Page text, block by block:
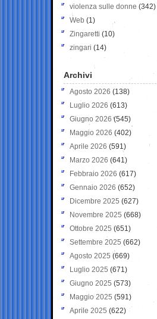
violenza sulle donne (342)
Web (1)
Zingaretti (10)
zingari (14)
Archivi
Agosto 2026 (138)
Luglio 2026 (613)
Giugno 2026 (545)
Maggio 2026 (402)
Aprile 2026 (591)
Marzo 2026 (641)
Febbraio 2026 (617)
Gennaio 2026 (652)
Dicembre 2025 (627)
Novembre 2025 (668)
Ottobre 2025 (651)
Settembre 2025 (662)
Agosto 2025 (669)
Luglio 2025 (671)
Giugno 2025 (573)
Maggio 2025 (591)
Aprile 2025 (622)